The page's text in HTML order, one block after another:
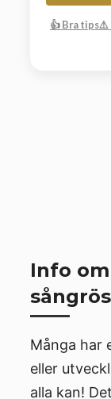
👍 Bra tips⚠️
Info
Många har
eller
alla kan!